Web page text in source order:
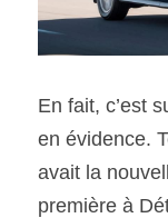
En fait, c’est
en évidence.
avait la
première à